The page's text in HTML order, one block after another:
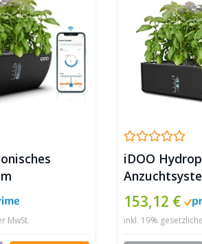
MwSt.
iDOO
153,12 €
inkl. 19%